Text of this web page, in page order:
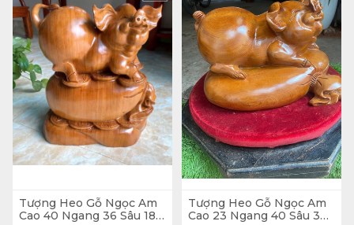
Tượng Heo Gỗ Ngọc Am
Cao 40 Ngang 36 Sâu 18
Tượng Heo Gỗ Ngọc Am
Cao 23 Ngang 40 Sâu 30